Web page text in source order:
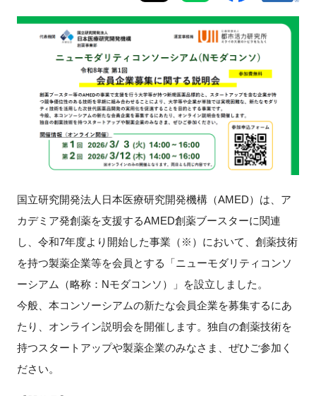
イベント
プログラム
インタビュー・コラム
ニュース・掲示板
LINK-Jを知る
施設・アクセス
FAQ
国立研究開発法人日本医療研究開発機構（AMED）は、ア
カデミア発創薬を支援するAMED創薬ブースターに関連
し、令和7年度より開始した事業（※）において、創薬技術
を持つ製薬企業等を会員とする「ニューモダリティコンソ
ーシアム（略称：Nモダコンソ）」を設立しました。
今般、本コンソーシアムの新たな会員企業を募集するにあ
たり、オンライン説明会を開催します。独自の創薬技術を
持つスタートアップや製薬企業のみなさま、ぜひご参加く
ださい。